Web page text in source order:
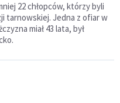
22 chłopców, którzy byli
tarnowskiej. Jedna z ofiar w
miał 43 lata, był